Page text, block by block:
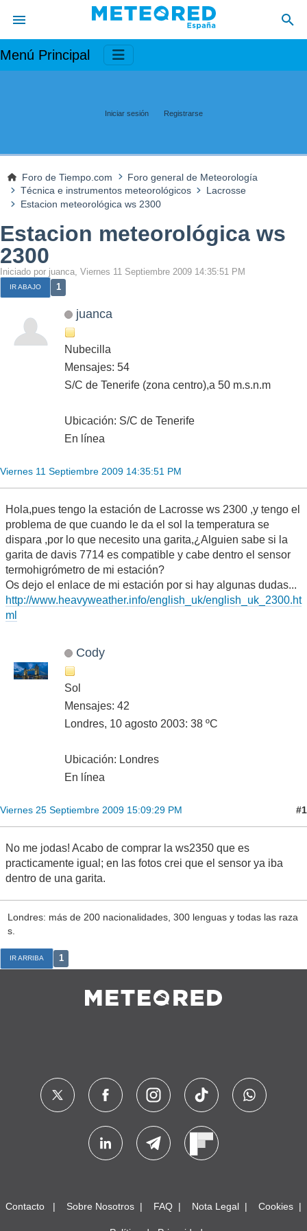
Menú Principal
Iniciar sesión Registrarse
Foro de Tiempo.com
Foro general de Meteorología
Técnica e instrumentos meteorológicos
Lacrosse
Estacion meteorológica ws 2300
Estacion meteorológica ws
2300
Iniciado por juanca, Viernes 11 Septiembre 2009 14:35:51 PM
IR ABAJO 1
juanca
Nubecilla
Mensajes: 54
S/C de Tenerife (zona centro),a 50 m.s.n.m
Ubicación: S/C de Tenerife
En línea
Viernes 11 Septiembre 2009 14:35:51 PM
Hola,pues tengo la estación de Lacrosse ws 2300 ,y tengo el
problema de que cuando le da el sol la temperatura se
dispara ,por lo que necesito una garita,¿Alguien sabe si la
garita de davis 7714 es compatible y cabe dentro el sensor
termohigrómetro de mi estación?
Os dejo el enlace de mi estación por si hay algunas dudas...
http://www.heavyweather.info/english_uk/english_uk_2300.ht
ml
Cody
Sol
Mensajes: 42
Londres, 10 agosto 2003: 38 ºC
Ubicación: Londres
En línea
Viernes 25 Septiembre 2009 15:09:29 PM #1
No me jodas! Acabo de comprar la ws2350 que es
practicamente igual; en las fotos crei que el sensor ya iba
dentro de una garita.
Londres: más de 200 nacionalidades, 300 lenguas y todas las raza
s.
IR ARRIBA 1
Contacto Sobre Nosotros FAQ Nota Legal Cookies